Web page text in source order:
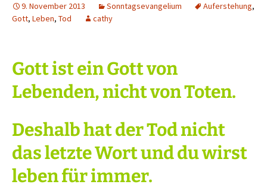
9. November 2013 Sonntagsevangelium Auferstehung,
Gott, Leben, Tod cathy
Gott ist ein Gott von
Lebenden, nicht von Toten.
Deshalb hat der Tod nicht
das letzte Wort und du wirst
leben für immer.